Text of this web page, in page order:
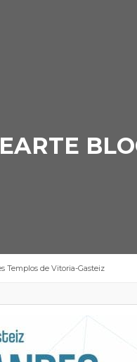
Templos de Vitoria-Gasteiz